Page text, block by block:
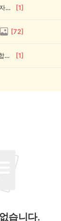
💰[당첨자 발표] 26회차 우리 동네 정보왕 이벤트 당첨자를 발표합니다! [1]
[72]
💰[당첨자 발표] 우리 동네 썰전 12회차 당첨자를 발표합니다! [1]
습니다.